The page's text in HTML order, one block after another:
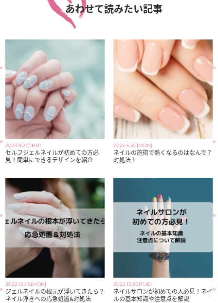
あわせて読みたい記事
2023.9.21(THU)
セルフジェルネイルが初めての方必
見！簡単にできるデザインを紹介
2022.5.30(MON)
ネイルの施術で熱くなるのはなんで？
対処法！
2022.12.05(MON)
ジェルネイルの根元が浮いてきたら？
ネイル浮きへの応急処置&対処法
2022.12.20(TUE)
ネイルサロンが初めての人必見！ネイ
ルの基本知識や注意点を解説